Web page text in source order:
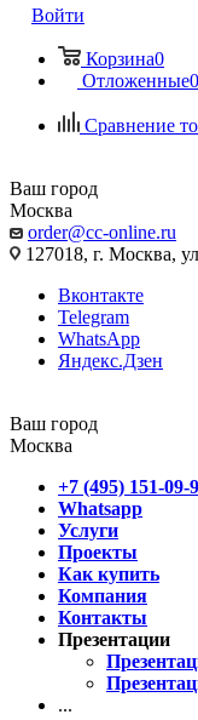
Войти
Корзина0
Отложенные0
Сравнение
Ваш город
Москва
order@cc-online.ru
127018, г. Москва,
Вконтакте
Telegram
WhatsApp
Яндекс.Дзен
Ваш город
Москва
+7 (495) 151-09-
Whatsapp
Услуги
Проекты
Как купить
Компания
Контакты
Презентации
...